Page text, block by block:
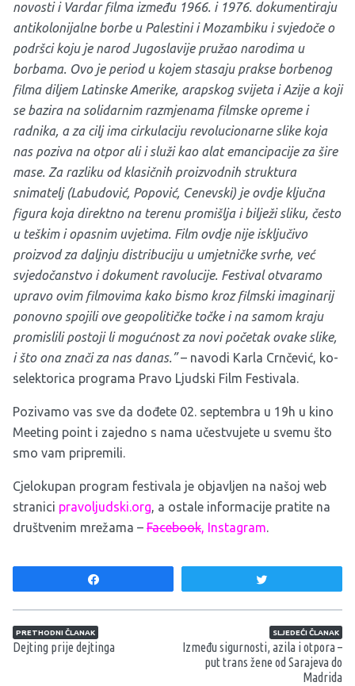
novosti i Vardar filma između 1966. i 1976. dokumentiraju
antikolonijalne borbe u Palestini i Mozambiku i svjedoče o
podršci koju je narod Jugoslavije pružao narodima u
borbama. Ovo je period u kojem stasaju prakse borbenog
filma diljem Latinske Amerike, arapskog svijeta i Azije a koji
se bazira na solidarnim razmjenama filmske opreme i
radnika, a za cilj ima cirkulaciju revolucionarne slike koja
nas poziva na otpor ali i služi kao alat emancipacije za šire
mase. Za razliku od klasičnih proizvodnih struktura
snimatelj (Labudović, Popović, Cenevski) je ovdje ključna
figura koja direktno na terenu promišlja i bilježi sliku, često
u teškim i opasnim uvjetima. Film ovdje nije isključivo
proizvod za daljnju distribuciju u umjetničke svrhe, već
svjedočanstvo i dokument ravolucije. Festival otvaramo
upravo ovim filmovima kako bismo kroz filmski imaginarij
ponovno spojili ove geopolitičke točke i na samom kraju
promislili postoji li mogućnost za novi početak ovake slike,
i što ona znači za nas danas.”– navodi Karla Crnčević, ko-
selektorica programa Pravo Ljudski Film Festivala.
Pozivamo vas sve da dođete 02. septembra u 19h u kino
Meeting point i zajedno s nama učestvujete u svemu što
smo vam pripremili.
Cjelokupan program festivala je objavljen na našoj web
stranici pravoljudski.org, a ostale informacije pratite na
društvenim mrežama – Facebook, Instagram.
Navigacija članaka
PRETHODNI ČLANAK
Dejting prije dejtinga
SLJEDEĆI ČLANAK
Između sigurnosti, azila i otpora –
put trans žene od Sarajeva do
Madrida